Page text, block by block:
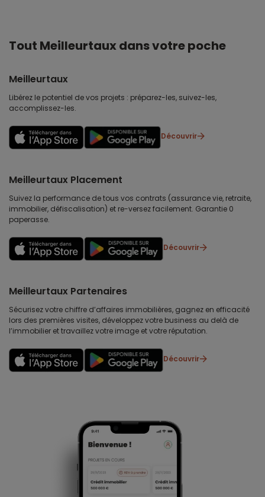
Tout Meilleurtaux dans votre poche
Meilleurtaux
Libérez le potentiel de vos projets : préparez-les, suivez-les,
accomplissez-les.
Découvrir
Meilleurtaux Placement
Suivez la performance de tous vos contrats (assurance vie, retraite,
immobilier, défiscalisation) et re-versez facilement. Garantie 0
paperasse.
Découvrir
Meilleurtaux Partenaires
Sécurisez votre chiffre d’affaires immobilières, gagnez en efficacité
lors des premières visites, développez votre business au delà de
l’immobilier et travaillez votre image et votre réputation.
Découvrir